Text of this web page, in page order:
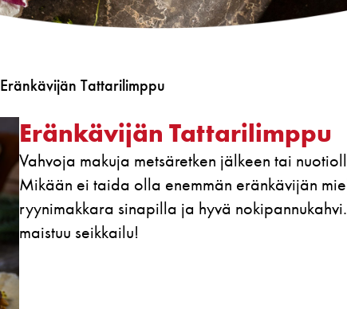
Eränkävijän Tattarilimppu
Eränkävijän Tattarilimppu
Vahvoja makuja metsäretken jälkeen tai
Mikään ei taida olla enemmän eränkävijän
ryynimakkara sinapilla ja hyvä
maistuu seikkailu!